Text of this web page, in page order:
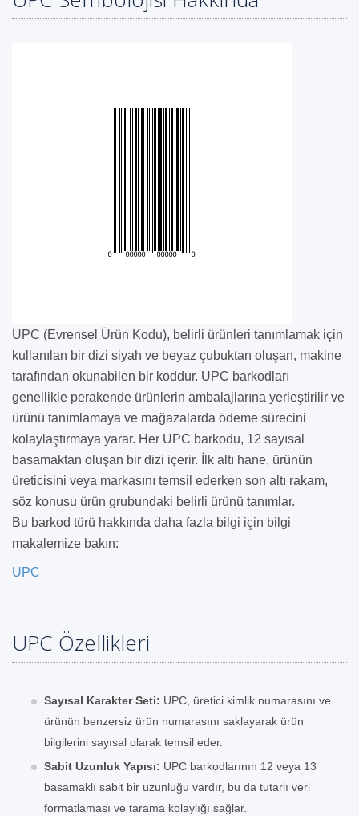
UPC (Evrensel Ürün Kodu), belirli ürünleri tanımlamak için
kullanılan bir dizi siyah ve beyaz çubuktan oluşan, makine
tarafından okunabilen bir koddur. UPC barkodları
genellikle perakende ürünlerin ambalajlarına yerleştirilir ve
ürünü tanımlamaya ve mağazalarda ödeme sürecini
kolaylaştırmaya yarar. Her UPC barkodu, 12 sayısal
basamaktan oluşan bir dizi içerir. İlk altı hane, ürünün
üreticisini veya markasını temsil ederken son altı rakam,
söz konusu ürün grubundaki belirli ürünü tanımlar.
Bu barkod türü hakkında daha fazla bilgi için bilgi
makalemize bakın:
UPC
UPC Özellikleri
Sayısal Karakter Seti: UPC, üretici kimlik numarasını ve
ürünün benzersiz ürün numarasını saklayarak ürün
bilgilerini sayısal olarak temsil eder.
Sabit Uzunluk Yapısı: UPC barkodlarının 12 veya 13
basamaklı sabit bir uzunluğu vardır, bu da tutarlı veri
formatlaması ve tarama kolaylığı sağlar.